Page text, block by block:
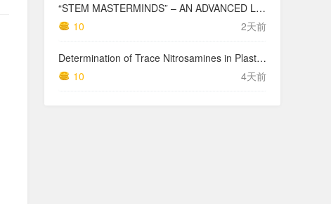
“STEM MASTERMINDS” – AN ADVANCED LEVEL INTEGRATED STEM CURRICULUM
10
2天前
Determination of Trace Nitrosamines in Plastic Pharmaceutical Packaging Materials
10
4天前